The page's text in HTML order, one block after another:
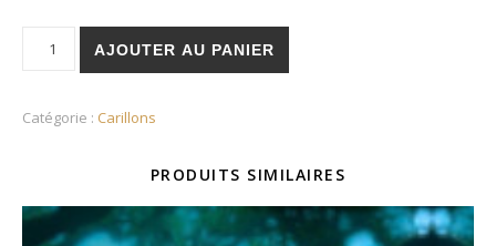
quantité de ÉclatsAJOUTER AU PANIER
Catégorie : Carillons
PRODUITS SIMILAIRES